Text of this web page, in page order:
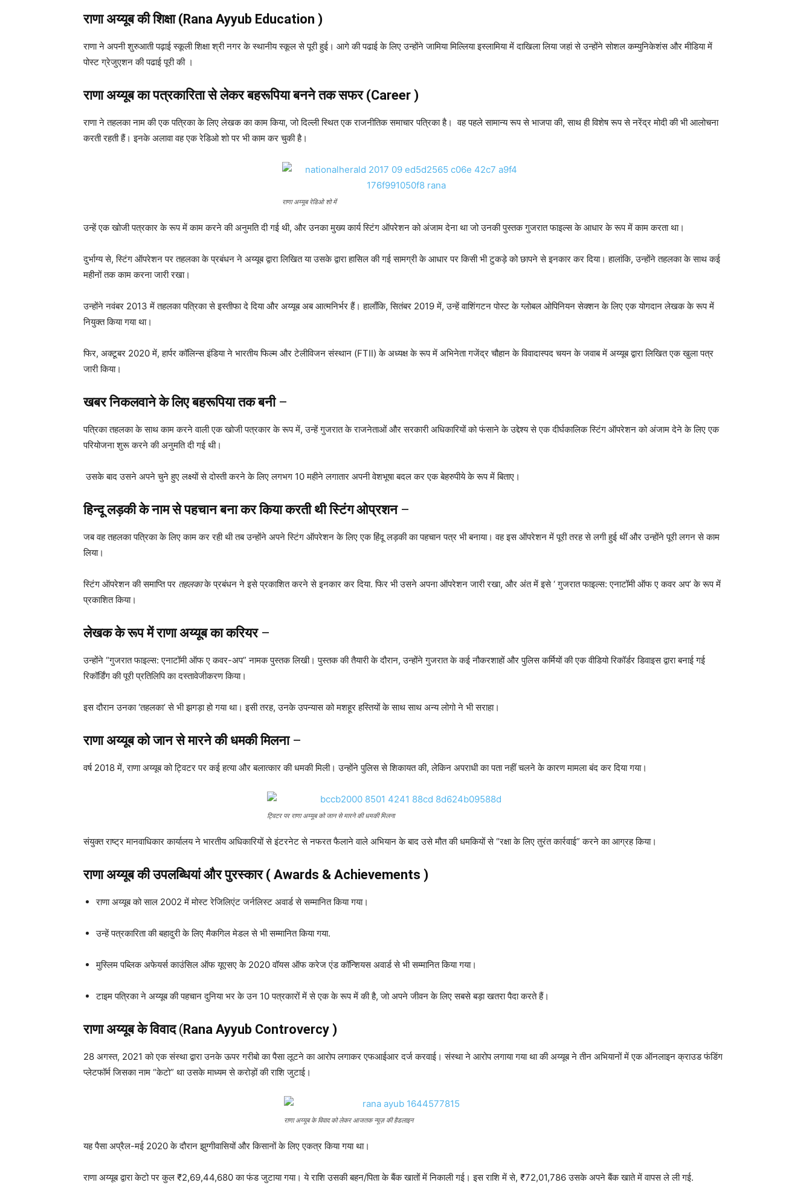
राणा अय्यूब की शिक्षा (Rana Ayyub Education )
राणा ने अपनी शुरुआती पढ़ाई स्कूली शिक्षा श्री नगर के स्थानीय स्कूल से पूरी हुई। आगे की पढाई के लिए उन्होंने जामिया मिल्लिया इस्लामिया में दाखिला लिया जहां से उन्होंने सोशल कम्युनिकेशंस और मीडिया में
पोस्ट ग्रेजुएशन की पढाई पूरी की ।
राणा अय्यूब का पत्रकारिता से लेकर बहरूपिया बनने तक सफर (Career )
राणा ने तहलका नाम की एक पत्रिका के लिए लेखक का काम किया, जो दिल्ली स्थित एक राजनीतिक समाचार पत्रिका है। वह पहले सामान्य रूप से भाजपा की, साथ ही विशेष रूप से नरेंद्र मोदी की भी आलोचना
करती रहती हैं। इनके अलावा वह एक रेडिओ शो पर भी काम कर चुकी है।
राणा अय्यूब रेडिओ शो में
उन्हें एक खोजी पत्रकार के रूप में काम करने की अनुमति दी गई थी, और उनका मुख्य कार्य स्टिंग ऑपरेशन को अंजाम देना था जो उनकी पुस्तक गुजरात फाइल्स के आधार के रूप में काम करता था।
दुर्भाग्य से, स्टिंग ऑपरेशन पर तहलका के प्रबंधन ने अय्यूब द्वारा लिखित या उसके द्वारा हासिल की गई सामग्री के आधार पर किसी भी टुकड़े को छापने से इनकार कर दिया। हालांकि, उन्होंने तहलका के साथ कई
महीनों तक काम करना जारी रखा।
उन्होंने नवंबर 2013 में तहलका पत्रिका से इस्तीफा दे दिया और अय्यूब अब आत्मनिर्भर हैं। हालाँकि, सितंबर 2019 में, उन्हें वाशिंगटन पोस्ट के ग्लोबल ओपिनियन सेक्शन के लिए एक योगदान लेखक के रूप में
नियुक्त किया गया था।
फिर, अक्टूबर 2020 में, हार्पर कॉलिन्स इंडिया ने भारतीय फिल्म और टेलीविजन संस्थान (FTII) के अध्यक्ष के रूप में अभिनेता गजेंद्र चौहान के विवादास्पद चयन के जवाब में अय्यूब द्वारा लिखित एक खुला पत्र
जारी किया।
खबर निकलवाने के लिए बहरूपिया तक बनी –
पत्रिका तहलका के साथ काम करने वाली एक खोजी पत्रकार के रूप में, उन्हें गुजरात के राजनेताओं और सरकारी अधिकारियों को फंसाने के उद्देश्य से एक दीर्घकालिक स्टिंग ऑपरेशन को अंजाम देने के लिए एक
परियोजना शुरू करने की अनुमति दी गई थी।
उसके बाद उसने अपने चुने हुए लक्ष्यों से दोस्ती करने के लिए लगभग 10 महीने लगातार अपनी वेशभूषा बदल कर एक बेहरुपीये के रूप में बिताए।
हिन्दू लड़की के नाम से पहचान बना कर किया करती थी स्टिंग ओप्रशन–
जब वह तहलका पत्रिका के लिए काम कर रही थी तब उन्होंने अपने स्टिंग ऑपरेशन के लिए एक हिंदू लड़की का पहचान पत्र भी बनाया। वह इस ऑपरेशन में पूरी तरह से लगी हुई थीं और उन्होंने पूरी लगन से काम
लिया।
स्टिंग ऑपरेशन की समाप्ति पर तहलकाके प्रबंधन ने इसे प्रकाशित करने से इनकार कर दिया. फिर भी उसने अपना ऑपरेशन जारी रखा, और अंत में इसे ‘ गुजरात फाइल्स: एनाटॉमी ऑफ ए कवर अप’ के रूप में
प्रकाशित किया।
लेखक के रूप में राणा अय्यूब का करियर –
उन्होंने “गुजरात फाइल्स: एनाटॉमी ऑफ ए कवर-अप” नामक पुस्तक लिखी। पुस्तक की तैयारी के दौरान, उन्होंने गुजरात के कई नौकरशाहों और पुलिस कर्मियों की एक वीडियो रिकॉर्डर डिवाइस द्वारा बनाई गई
रिकॉर्डिंग की पूरी प्रतिलिपि का दस्तावेजीकरण किया।
इस दौरान उनका ‘तहलका’ से भी झगड़ा हो गया था। इसी तरह, उनके उपन्यास को मशहूर हस्तियों के साथ साथ अन्य लोगो ने भी सराहा।
राणा अय्यूब को जान से मारने की धमकी मिलना –
वर्ष 2018 में, राणा अय्यूब को ट्विटर पर कई हत्या और बलात्कार की धमकी मिली। उन्होंने पुलिस से शिकायत की, लेकिन अपराधी का पता नहीं चलने के कारण मामला बंद कर दिया गया।
ट्विटर पर राणा अय्यूब को जान से मारने की धमकी मिलना
संयुक्त राष्ट्र मानवाधिकार कार्यालय ने भारतीय अधिकारियों से इंटरनेट से नफरत फैलाने वाले अभियान के बाद उसे मौत की धमकियों से “रक्षा के लिए तुरंत कार्रवाई” करने का आग्रह किया।
राणा अय्यूब की उपलब्धियां और पुरस्कार ( Awards & Achievements )
राणा अय्यूब को साल 2002 में मोस्ट रेजिलिएंट जर्नलिस्ट अवार्ड से सम्मानित किया गया।
उन्हें पत्रकारिता की बहादुरी के लिए मैकगिल मेडल से भी सम्मानित किया गया.
मुस्लिम पब्लिक अफेयर्स काउंसिल ऑफ यूएसए के 2020 वॉयस ऑफ करेज एंड कॉन्शियस अवार्ड से भी सम्मानित किया गया।
टाइम पत्रिका ने अय्यूब की पहचान दुनिया भर के उन 10 पत्रकारों में से एक के रूप में की है, जो अपने जीवन के लिए सबसे बड़ा खतरा पैदा करते हैं।
राणा अय्यूब के विवाद(Rana Ayyub Controvercy )
28 अगस्त, 2021 को एक संस्था द्वारा उनके ऊपर गरीबो का पैसा लूटने का आरोप लगाकर एफआईआर दर्ज करवाई। संस्था ने आरोप लगाया गया था की अय्यूब ने तीन अभियानों में एक ऑनलाइन क्राउड फंडिंग
प्लेटफॉर्म जिसका नाम “केटो” था उसके माध्यम से करोड़ों की राशि जुटाई।
राणा अय्यूब के विवाद को लेकर आजतक न्यूज़ की हैडलाइन
यह पैसा अप्रैल-मई 2020 के दौरान झुग्गीवासियों और किसानों के लिए एकत्र किया गया था।
राणा अय्यूब द्वारा केटो पर कुल ₹2,69,44,680 का फंड जुटाया गया। ये राशि उसकी बहन/पिता के बैंक खातों में निकाली गई। इस राशि में से, ₹72,01,786 उसके अपने बैंक खाते में वापस ले ली गई.